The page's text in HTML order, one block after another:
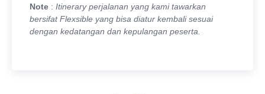
Note : Itinerary perjalanan yang kami tawarkan
bersifat Flexsible yang bisa diatur kembali sesuai
dengan kedatangan dan kepulangan peserta.